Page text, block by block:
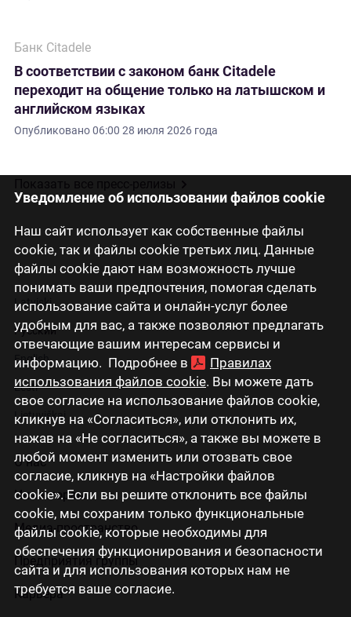
Уведомление об использовании файлов cookie
Наш сайт использует как собственные файлы
cookie, так и файлы cookie третьих лиц. Данные
файлы cookie дают нам возможность лучше
понимать ваши предпочтения, помогая сделать
использование сайта и онлайн-услуг более
удобным для вас, а также позволяют предлагать
отвечающие вашим интересам сервисы и
информацию. Подробнее в
Правилах
использования файлов cookie. Вы можете дать
свое согласие на использование файлов cookie,
кликнув на «Согласиться», или отклонить их,
нажав на «Не согласиться», а также вы можете в
любой момент изменить или отозвать свое
согласие, кликнув на «Настройки файлов
cookie». Если вы решите отклонить все файлы
cookie, мы сохраним только функциональные
файлы cookie, которые необходимы для
обеспечения функционирования и безопасности
сайта и для использования которых нам не
требуется ваше согласие.
Банк Citadele
В соответствии с законом банк Citadele
переходит на общение только на латышском и
английском языках
Опубликовано06:00 28 июля 2026 года
Latviski
Русский
English
Eesti
Lietuviškai
О нас
Инвесторам
Медиа-пространство
Предприятия группы
Карьера